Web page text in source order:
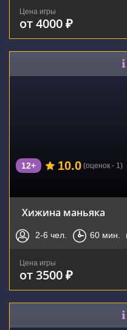
Цена игры
от 4000 ₽
12+ 10.0 (оценок - 1)
Хижина маньяка
2-6 чел. 60 мин.
Цена игры
от 3500 ₽